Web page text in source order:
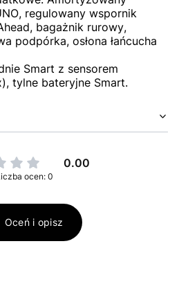
regulowany wspornik
bagażnik rurowy,
podpórka, osłona łańcucha
Smart z sensorem
tylne bateryjne Smart.
0.00
ocen: 0
Oceń i opisz